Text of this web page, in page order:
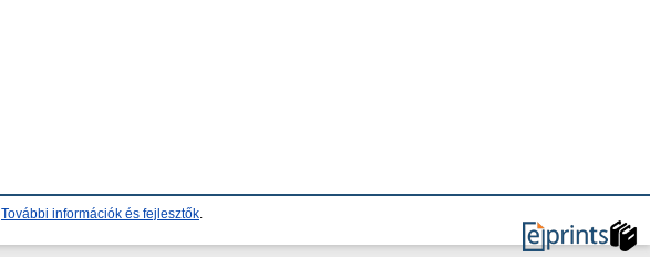
További információk és fejlesztők